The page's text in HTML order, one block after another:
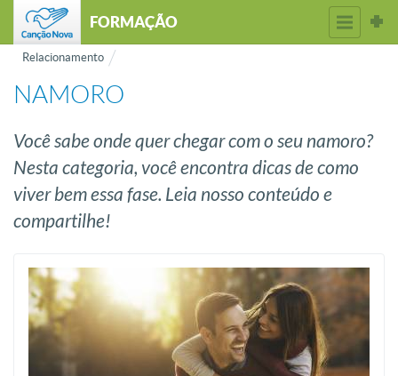
FORMAÇÃO
Relacionamento
NAMORO
Você sabe onde quer chegar com o seu namoro?
Nesta categoria, você encontra dicas de como
viver bem essa fase. Leia nosso conteúdo e
compartilhe!